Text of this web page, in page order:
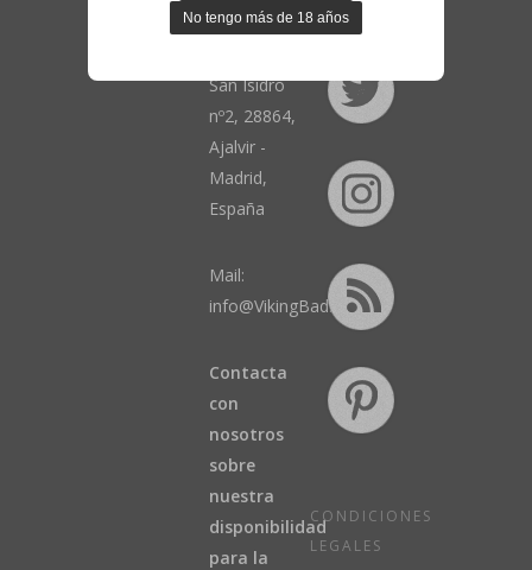
San Isidro
nº2, 28864,
Ajalvir -
Madrid,
España
Mail:
info@VikingBad.es
Contacta
con
nosotros
sobre
nuestra
disponibilidad
para la
CONDICIONES
LEGALES